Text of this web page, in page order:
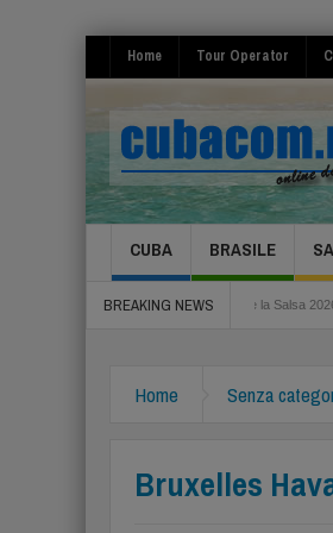
Home Tour Operator
CUBA BRASILE
BREAKING NEWS
Festival de la Salsa 2026 Cuba Havana
Home Senza
Bruxelles